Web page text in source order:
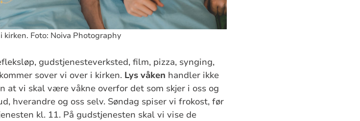
Foto: Noiva Photography
gudstjenesteverksted, film, pizza, synging,
sover vi over i kirken. Lys våken handler ikke
at vi skal være våkne overfor det som skjer i oss og
hverandre og oss selv. Søndag spiser vi frokost, før
kl. 11. På gudstjenesten skal vi vise de